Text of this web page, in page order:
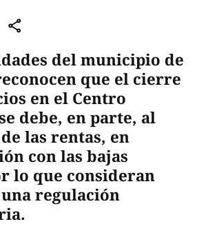
comparte
del municipio de
que el cierre
en el Centro
debe, en parte, al
las rentas, en
con las bajas
lo que consideran
regulación